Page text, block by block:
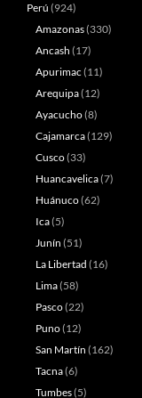
Perú (924)
Amazonas(330)
Ancash (17)
Apurimac (11)
Arequipa(12)
Ayacucho(8)
Cajamarca(129)
Cusco(33)
Huancavelica(7)
Huánuco(62)
Ica(5)
Junín (51)
La Libertad (16)
Lima(58)
Pasco(22)
Puno(12)
San Martín (162)
Tacna(6)
Tumbes(5)